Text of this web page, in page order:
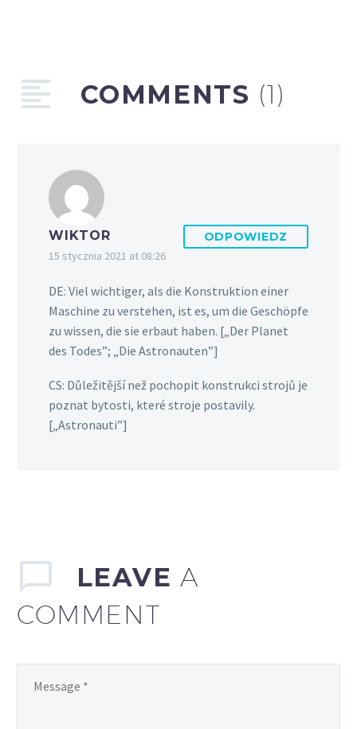
COMMENTS (1)
WIKTOR
15 stycznia 2021 at 08:26
ODPOWIEDZ
DE: Viel wichtiger, als die Konstruktion einer
Maschine zu verstehen, ist es, um die Geschöpfe
zu wissen, die sie erbaut haben. [„Der Planet
des Todes”; „Die Astronauten”]
CS: Důležitější než pochopit konstrukci strojů je
poznat bytosti, které stroje postavily.
[„Astronauti”]
LEAVEA
COMMENT